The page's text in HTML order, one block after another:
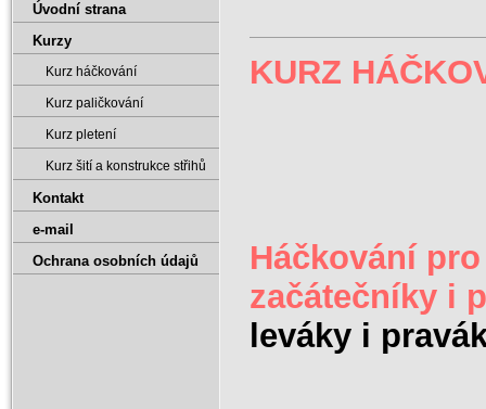
KURZ
Háčkování
začátečníky i
leváky i
Úvodní strana
Kurzy
Kurz háčkování
Kurz paličkování
Kurz pletení
Kurz šití a konstrukce střihů
Kontakt
e-mail
Ochrana osobních údajů